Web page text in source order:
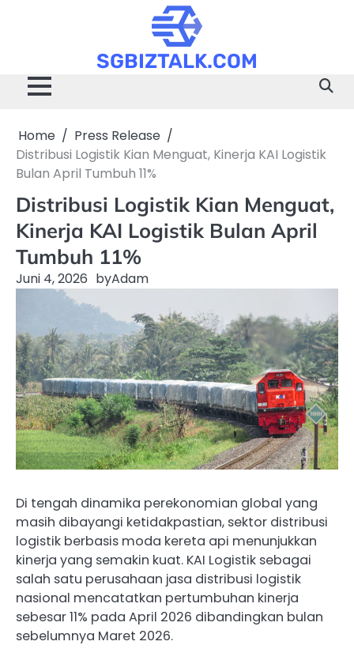
SGBIZTALK.COM
Home
Press Release
Distribusi Logistik Kian Menguat, Kinerja KAI Logistik
Bulan April Tumbuh 11%
Distribusi Logistik Kian Menguat,
Kinerja KAI Logistik Bulan April
Tumbuh 11%
Juni 4, 2026 byAdam
Di tengah dinamika perekonomian global yang
masih dibayangi ketidakpastian, sektor distribusi
logistik berbasis moda kereta api menunjukkan
kinerja yang semakin kuat. KAI Logistik sebagai
salah satu perusahaan jasa distribusi logistik
nasional mencatatkan pertumbuhan kinerja
sebesar 11% pada April 2026 dibandingkan bulan
sebelumnya Maret 2026.